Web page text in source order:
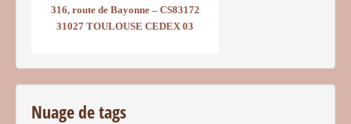
316, route de Bayonne – CS83172
31027 TOULOUSE CEDEX 03
Nuage de tags